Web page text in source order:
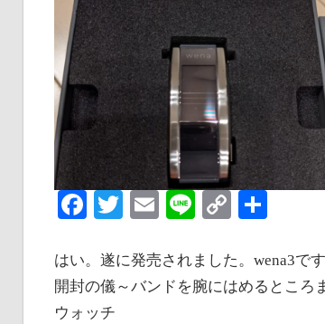
Facebook
TwitterEmailLineCopy
はい。遂に発売されました。wena3で
開封の儀～バンドを腕にはめるところ
ウォッチ